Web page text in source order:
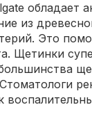
обладает
из
Это
Щетинки